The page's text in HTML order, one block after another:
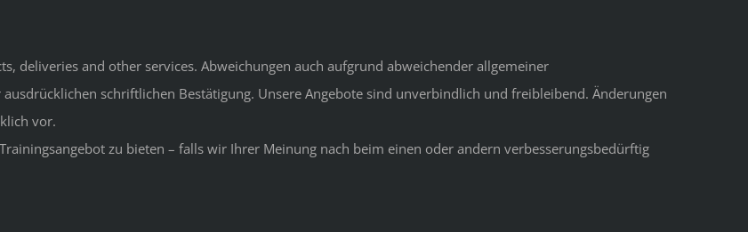
deliveries and other services. Abweichungen auch aufgrund abweichender allgemeiner
schriftlichen Bestätigung. Unsere Angebote sind unverbindlich und freibleibend. Änderungen
vor.
zu bieten – falls wir Ihrer Meinung nach beim einen oder andern verbesserungsbedürftig